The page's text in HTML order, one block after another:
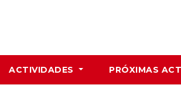
ACTIVIDADES PRÓXIMAS